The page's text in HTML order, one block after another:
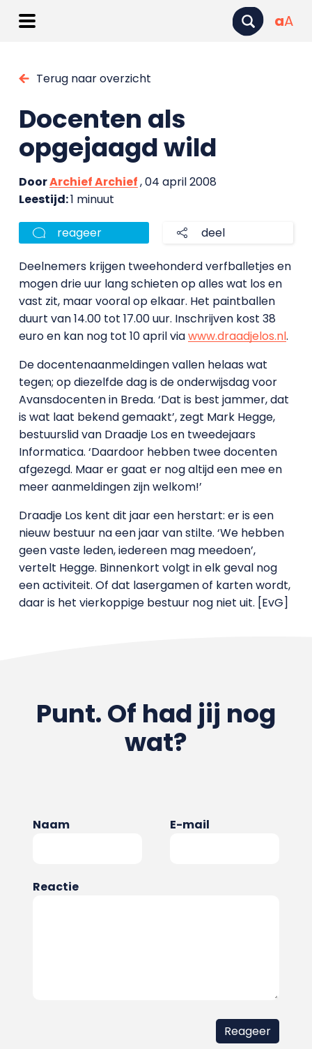
aA
Terug naar overzicht
Docenten als
opgejaagd wild
DoorArchief Archief, 04 april 2008
Leestijd:1 minuut
reageer deel
Deelnemers krijgen tweehonderd verfballetjes en
mogen drie uur lang schieten op alles wat los en
vast zit, maar vooral op elkaar. Het paintballen
duurt van 14.00 tot 17.00 uur. Inschrijven kost 38
euro en kan nog tot 10 april viawww.draadjelos.nl.
De docentenaanmeldingen vallen helaas wat
tegen; op diezelfde dag is de onderwijsdag voor
Avansdocenten in Breda. ‘Dat is best jammer, dat
is wat laat bekend gemaakt’, zegt Mark Hegge,
bestuurslid van Draadje Los en tweedejaars
Informatica. ‘Daardoor hebben twee docenten
afgezegd. Maar er gaat er nog altijd een mee en
meer aanmeldingen zijn welkom!’
Draadje Los kent dit jaar een herstart: er is een
nieuw bestuur na een jaar van stilte. ‘We hebben
geen vaste leden, iedereen mag meedoen’,
vertelt Hegge. Binnenkort volgt in elk geval nog
een activiteit. Of dat lasergamen of karten wordt,
daar is het vierkoppige bestuur nog niet uit. [EvG]
Punt. Of had jij nog
wat?
Naam E-mail
Reactie